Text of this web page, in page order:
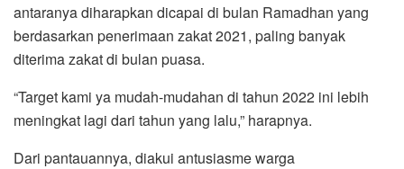
antaranya diharapkan dicapai di bulan Ramadhan yang
berdasarkan penerimaan zakat 2021, paling banyak
diterima zakat di bulan puasa.
“Target kami ya mudah-mudahan di tahun 2022 ini lebih
meningkat lagi dari tahun yang lalu,” harapnya.
Dari pantauannya, diakui antusiasme warga